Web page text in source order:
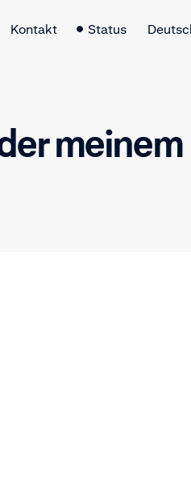
Kontakt Status
meinem